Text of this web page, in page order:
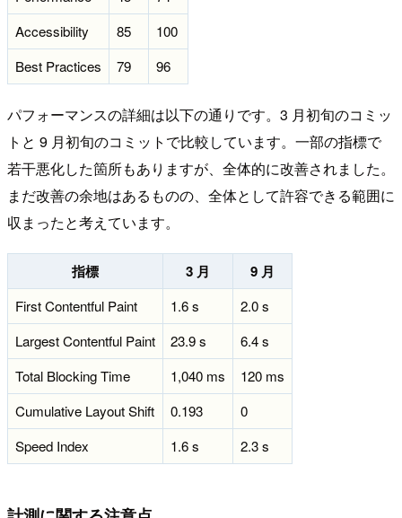
Accessibility
85
100
Best Practices
79 96
パフォーマンスの詳細は以下の通りです。3 月初旬のコミッ
トと 9 月初旬のコミットで比較しています。一部の指標で
若干悪化した箇所もありますが、全体的に改善されました。
まだ改善の余地はあるものの、全体として許容できる範囲に
収まったと考えています。
指標 3 月 9 月
First Contentful Paint 1.6 s
2.0 s
Largest Contentful Paint
23.9 s
6.4 s
Total Blocking Time
1,040 ms
120 ms
Cumulative Layout Shift
0.193
0
Speed Index
1.6 s 2.3 s